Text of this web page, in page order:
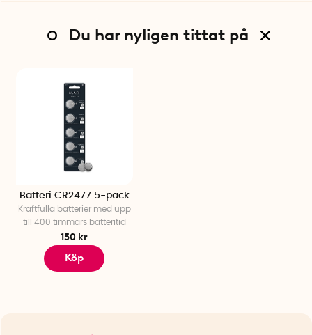
Du har nyligen tittat på
Batteri CR2477 5-pack
Kraftfulla batterier med upp
till 400 timmars batteritid
150 kr
Köp